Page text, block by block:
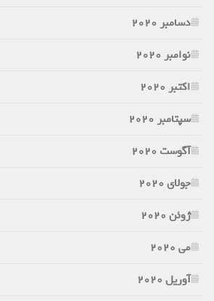
دسامبر 2020
نوامبر 2020
اکتبر 2020
سپتامبر 2020
آگوست 2020
جولای 2020
ژوئن 2020
می 2020
آوریل 2020